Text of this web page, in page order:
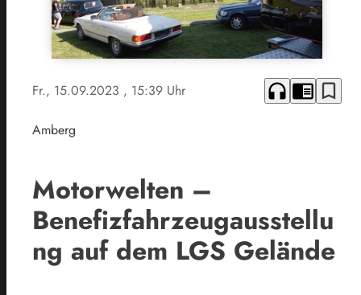
Fr., 15.09.2023 , 15:39 Uhr headphones chrome_reader_mode bookmark_border
Amberg
Motorwelten –
Benefizfahrzeugausstellu
ng auf dem LGS Gelände